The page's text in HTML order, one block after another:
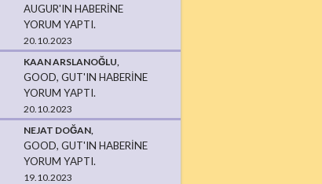
AUGUR'IN HABERINE
YORUM YAPTI.
20.10.2023
KAAN ARSLANOĞLU,
GOOD, GUT'IN HABERINE
YORUM YAPTI.
20.10.2023
NEJAT DOĞAN,
GOOD, GUT'IN HABERINE
YORUM YAPTI.
19.10.2023